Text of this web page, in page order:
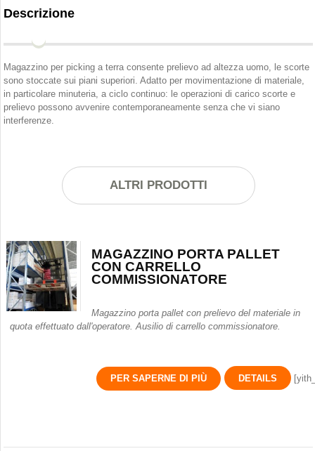
Descrizione
Magazzino per picking a terra consente prelievo ad altezza uomo, le scorte
sono stoccate sui piani superiori. Adatto per movimentazione di materiale,
in particolare minuteria, a ciclo continuo: le operazioni di carico scorte e
prelievo possono avvenire contemporaneamente senza che vi siano
interferenze.
ALTRI PRODOTTI
MAGAZZINO PORTA PALLET
CON CARRELLO
COMMISSIONATORE
Magazzino porta pallet con prelievo del materiale in
quota effettuato dall'operatore. Ausilio di carrello commissionatore.
PER SAPERNE DI PIÙ DETAILS